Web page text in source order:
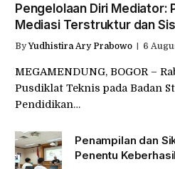
Pengelolaan Diri Mediator:
Mediasi Terstruktur dan
By Yudhistira Ary Prabowo 6
MEGAMENDUNG, BOGOR –
Pusdiklat Teknis pada Badan
Pendidikan…
Penampilan dan
Penentu